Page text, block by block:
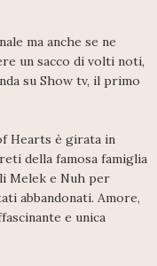
ma anche se ne
un sacco di volti noti,
su Show tv, il primo
Hearts è girata in
della famosa famiglia
Melek e Nuh per
abbandonati. Amore,
e unica